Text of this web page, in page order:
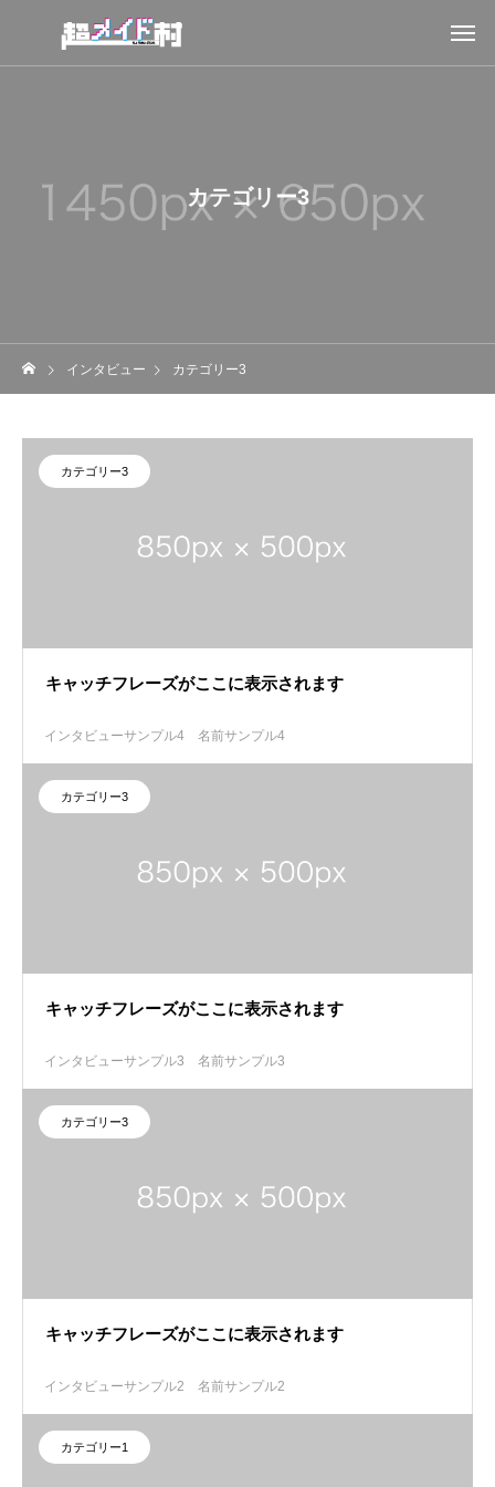
カテゴリー3
インタビュー カテゴリー3
カテゴリー3
キャッチフレーズがここに表示されます
インタビューサンプル4 名前サンプル4
カテゴリー3
キャッチフレーズがここに表示されます
インタビューサンプル3 名前サンプル3
カテゴリー3
キャッチフレーズがここに表示されます
インタビューサンプル2 名前サンプル2
カテゴリー1